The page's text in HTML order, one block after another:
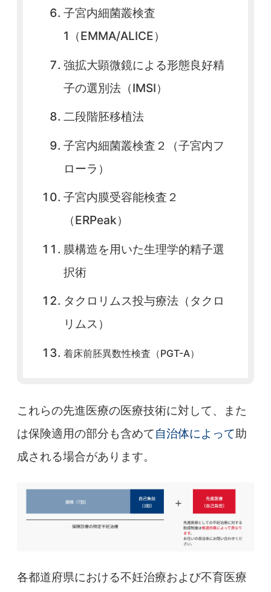
子宮内細菌叢検査
1（EMMA/ALICE）
強拡大顕微鏡による形態良好精
子の選別法（IMSI）
二段階胚移植法
子宮内細菌叢検査２（子宮内フ
ローラ）
子宮内膜受容能検査２
（ERPeak）
膜構造を用いた生理学的精子選
択術
タクロリムス投与療法（タクロ
リムス）
着床前胚異数性検査（PGT-A）
これらの先進医療の医療技術に対して、また
は保険適用の部分も含めて自治体によって助
成される場合があります。
各都道府県における不妊治療および不育医療